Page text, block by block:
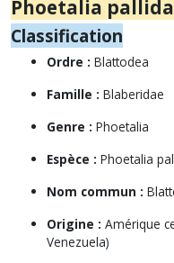
Phoetalia pallida
Classification
Ordre : Blattodea
Famille : Blaberidae
Genre : Phoetalia
Espèce : Phoetalia
Nom commun :
Origine : Amérique
Venezuela)